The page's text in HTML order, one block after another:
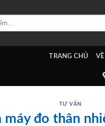
TRANG CHỦ
TƯ VẤN
máy đo thân